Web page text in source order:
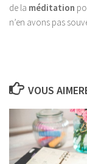
de la méditation
n’en avons pas
VOUS